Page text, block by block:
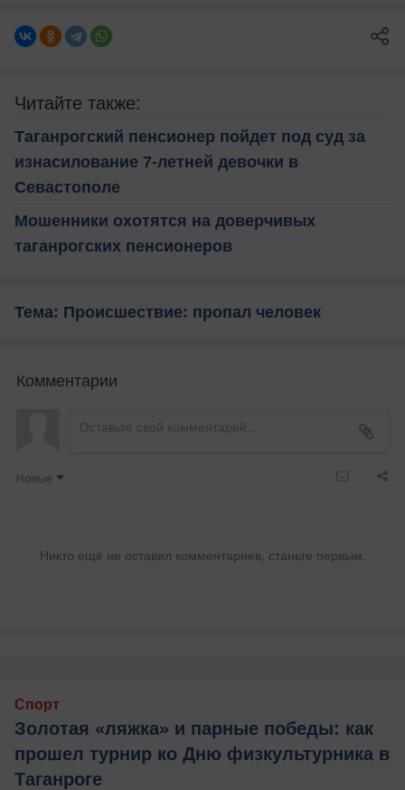
Читайте также:
Таганрогский пенсионер пойдет под суд за
изнасилование 7-летней девочки в
Севастополе
Мошенники охотятся на доверчивых
таганрогских пенсионеров
Тема: Происшествие: пропал человек
Комментарии
Новые
Никто ещё не оставил комментариев, станьте первым.
Спорт
Золотая «ляжка» и парные победы: как
прошел турнир ко Дню физкультурника в
Таганроге